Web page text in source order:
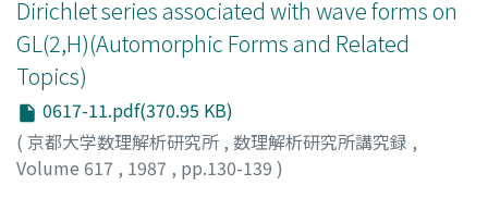
Dirichlet series associated with wave forms on
GL(2,H)(Automorphic Forms and Related
Topics)
0617-11.pdf(370.95 KB)
( 京都大学数理解析研究所 , 数理解析研究所講究録 ,
Volume 617 , 1987 , pp.130-139 )